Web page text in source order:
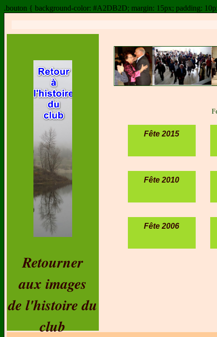
.bouton { background-color: #A2DB2D; margin: 15px; padding:
Retourner
aux images
de l'histoire du
club
Fête 2015
Fête 2010
Fête 2006